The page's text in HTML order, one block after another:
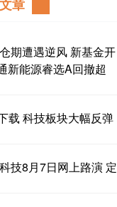
章
期遭遇逆风 新基金开
新能源睿选A回撤超
载 科技板块大幅反弹
技8月7日网上路演 定